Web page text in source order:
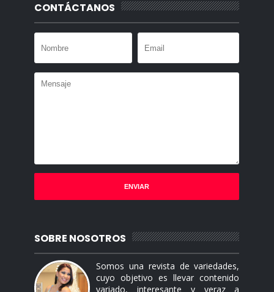
CONTÁCTANOS
SOBRE NOSOTROS
Somos una revista de variedades,
cuyo objetivo es llevar contenido
variado, interesante y veraz a